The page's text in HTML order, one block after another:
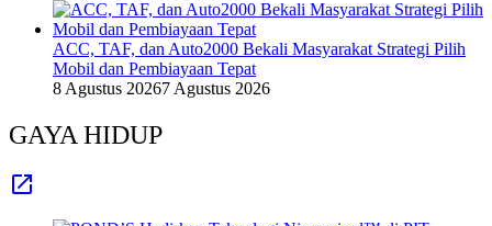
ACC, TAF, dan Auto2000 Bekali Masyarakat Strategi Pilih
Mobil dan Pembiayaan Tepat
8 Agustus 20267 Agustus 2026
GAYA HIDUP